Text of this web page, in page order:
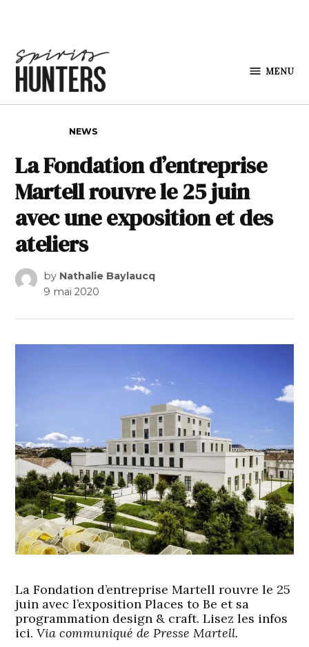
MENU
NEWS
La Fondation d’entreprise
Martell rouvre le 25 juin
avec une exposition et des
ateliers
by Nathalie Baylaucq
9 mai 2020
La Fondation d’entreprise Martell rouvre le 25
juin avec l’exposition Places to Be et sa
programmation design & craft. Lisez les infos
ici.Via communiqué de Presse Martell.